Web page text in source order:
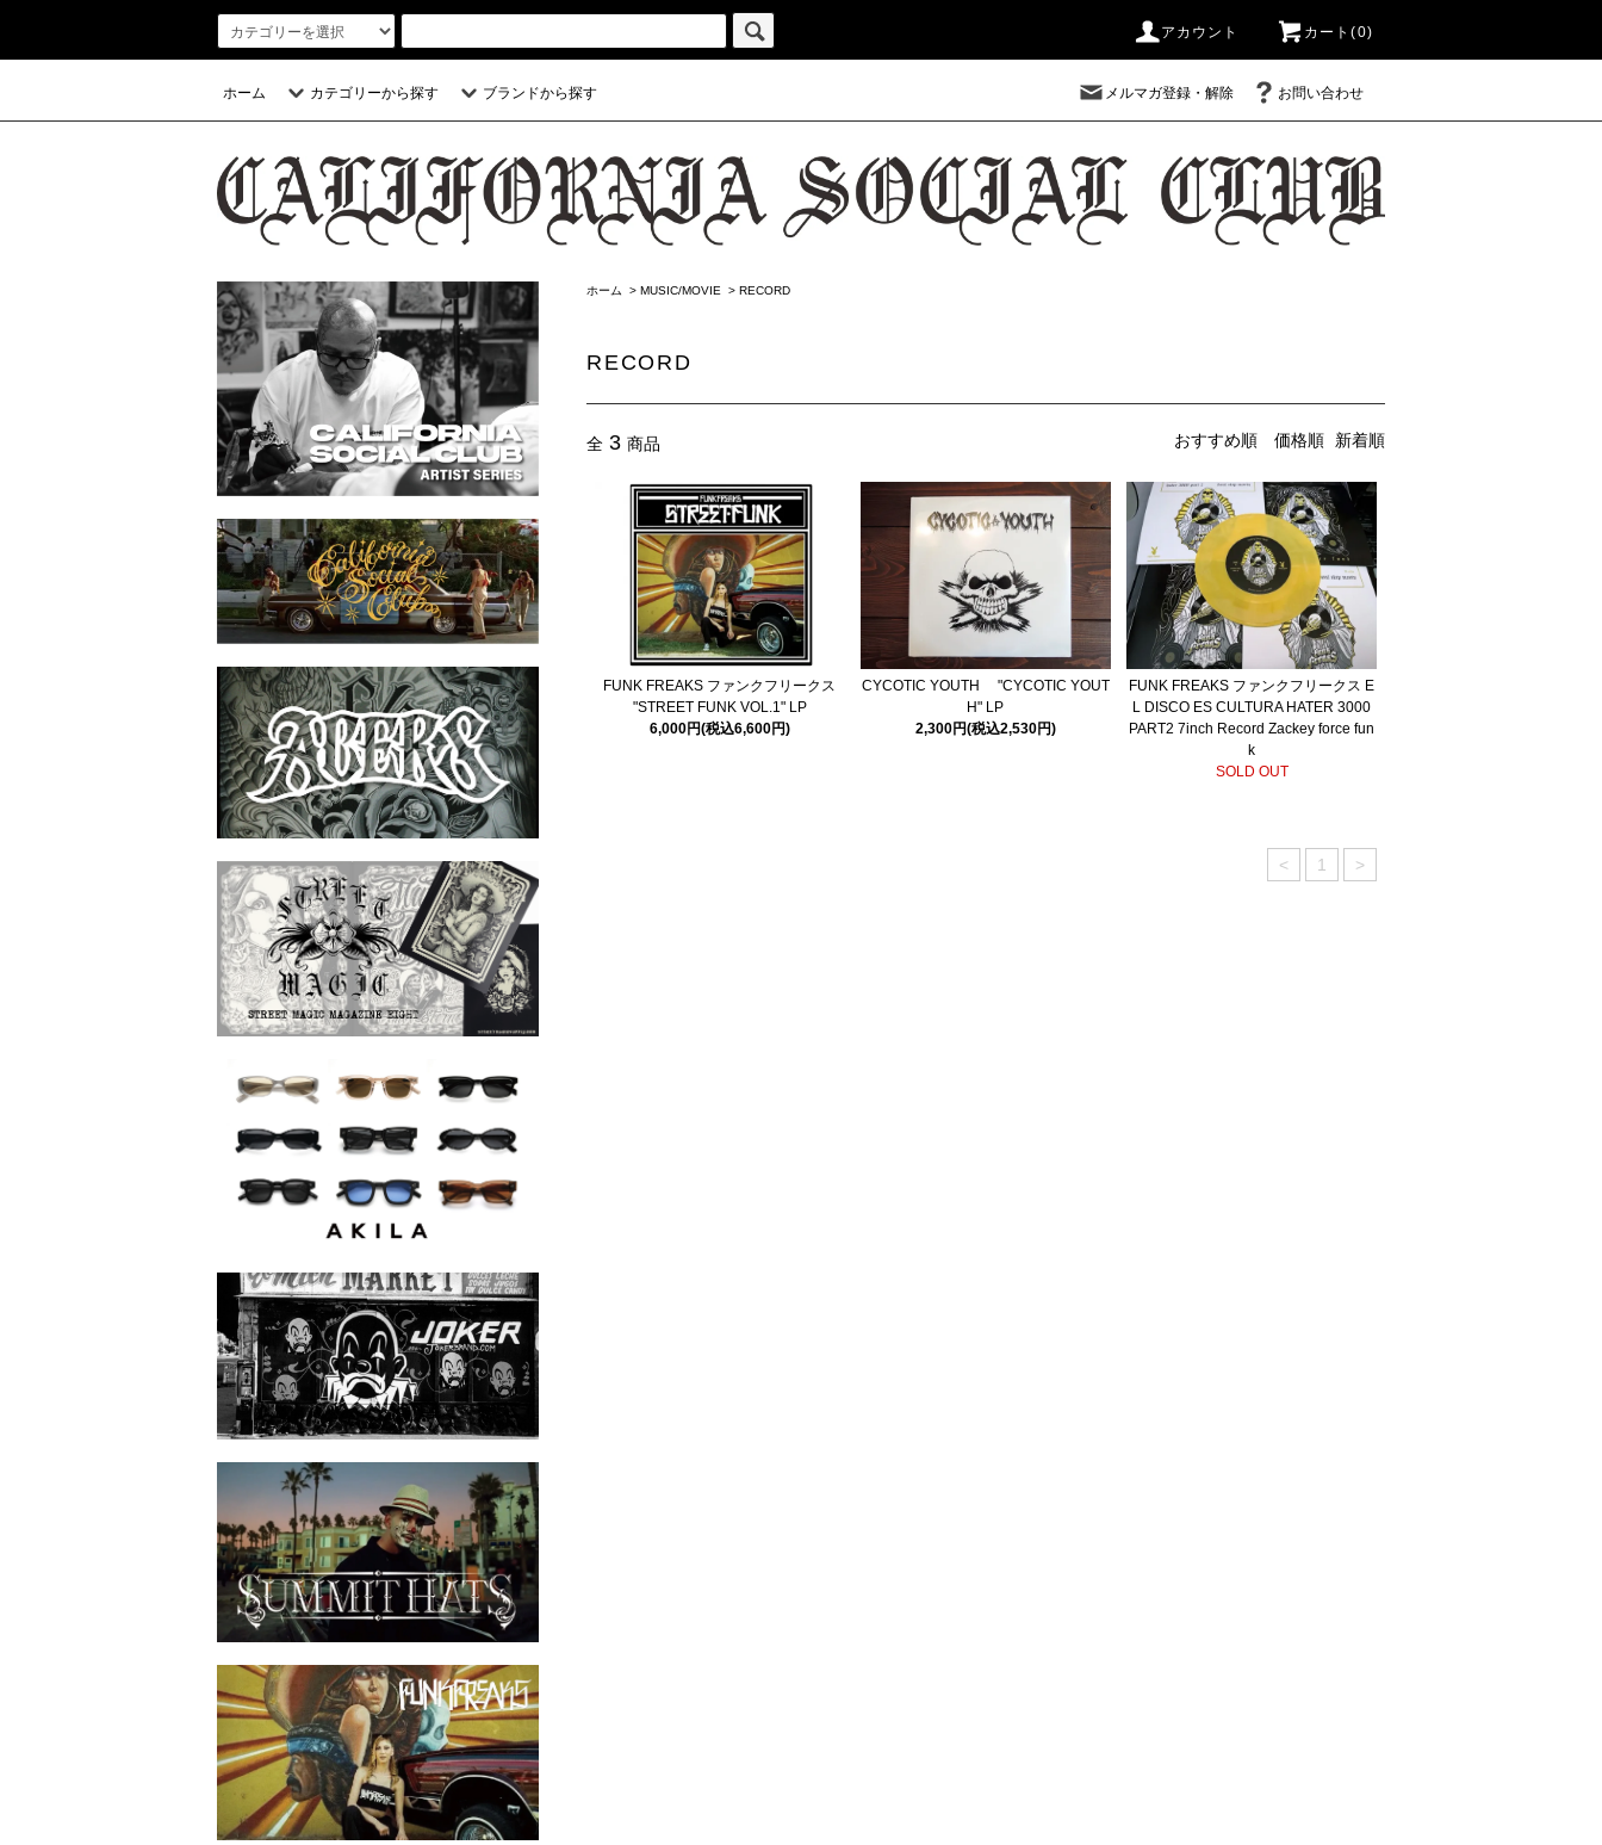
アカウント カート(0)
ホーム カテゴリーから探す ブランドから探す メルマガ登録・解除 お問い合わせ
ホーム > MUSIC/MOVIE > RECORD
RECORD
全 3 商品 おすすめ順 価格順 新着順
FUNK FREAKS ファンクフリークス
"STREET FUNK VOL.1" LP
6,000円(税込6,600円)
CYCOTIC YOUTH "CYCOTIC YOUT
H" LP
2,300円(税込2,530円)
FUNK FREAKS ファンクフリークス E
L DISCO ES CULTURA HATER 3000
PART2 7inch Record Zackey force fun
k
SOLD OUT
< 1 >